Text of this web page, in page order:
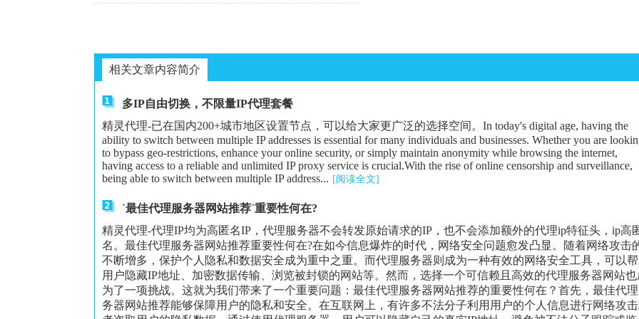
相关文章内容简介
多IP自由切换，不限量IP代理套餐
精灵代理-已在国内200+城市地区设置节点，可以给大家更广泛的选择空间。In today's digital age, having the
ability to switch between multiple IP addresses is essential for many individuals and businesses. Whether you are
to bypass geo-restrictions, enhance your online security, or simply maintain anonymity while browsing the internet,
having access to a reliable and unlimited IP proxy service is crucial.With the rise of online censorship and surveillance,
being able to switch between multiple IP address... [阅读全文]
`最佳代理服务器网站推荐`重要性何在?
精灵代理-代理IP均为高匿名IP，代理服务器不会转发原始请求的IP，也不会添加额外的代理ip特征头，ip高
名。最佳代理服务器网站推荐重要性何在?在如今信息爆炸的时代，网络安全问题愈发凸显。随着网络攻击
不断增多，保护个人隐私和数据安全成为重中之重。而代理服务器则成为一种有效的网络安全工具，可以
用户隐藏IP地址、加密数据传输、浏览被封锁的网站等。然而，选择一个可信赖且高效的代理服务器网站也
为了一项挑战。这就为我们带来了一个重要问题：最佳代理服务器网站推荐的重要性何在？首先，最佳代理
务器网站推荐能够保障用户的隐私和安全。在互联网上，有许多不法分子利用用户的个人信息进行网络攻